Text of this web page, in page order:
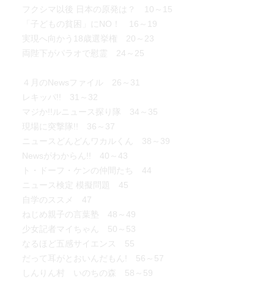
フクシマ以後 日本の原発は？ 10～15
「子どもの貧困」にNO！ 16～19
実現へ向かう18歳選挙権 20～23
両陛下がパラオで慰霊 24～25
４月のNewsファイル 26～31
レキッパ!! 31～32
マジか!!ルニュース探り隊 34～35
現場に突撃隊!! 36～37
ニュースどんどんワカルくん 38～39
Newsがわからん!! 40～43
ト・ドーフ・ケンの仲間たち 44
ニュース検定 模擬問題 45
自学のススメ 47
ねじめ親子の言葉塾 48～49
少女記者マイちゃん 50～53
なるほど五感サイエンス 55
だって耳がとおいんだもん! 56～57
しんりん村 いのちの森 58～59